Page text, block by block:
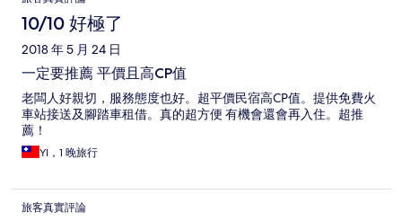
10/10 好極了
2018 年 5 月 24 日
一定要推薦 平價且高CP值
老闆人好親切，服務態度也好。超平價民宿高CP值。提供免費火
車站接送及腳踏車租借。真的超方便 有機會還會再入住。超推
薦！
YI，1 晚旅行
旅客真實評論